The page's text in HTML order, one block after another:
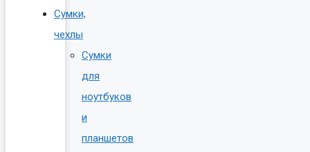
Сумки,
чехлы
Сумки
для
ноутбуков
и
планшетов